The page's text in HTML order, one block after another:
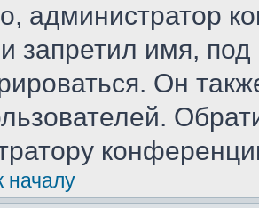
администратор
запретил имя,
Он
началу